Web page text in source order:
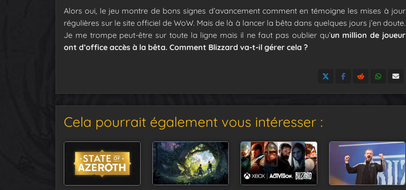
Alors oui, le jeu montre de bons signes d’avancement comment en témoigne les mises à jour
régulières sur le site officiel de WoW. Mais de là à lancer la bêta dans quelques jours j’en doute.
Je me trompe peut-être sur toute la ligne mais il ne faut pas oublier qu’un million de joueur
ont d’office accès à la bêta. Comment Blizzard va-t-il gérer cela ?
Cela pourrait également vous intéresser :